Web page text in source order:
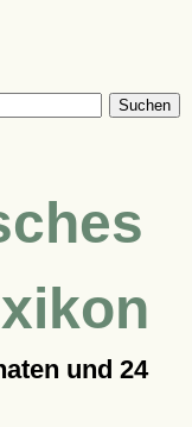
Suchen
und 24